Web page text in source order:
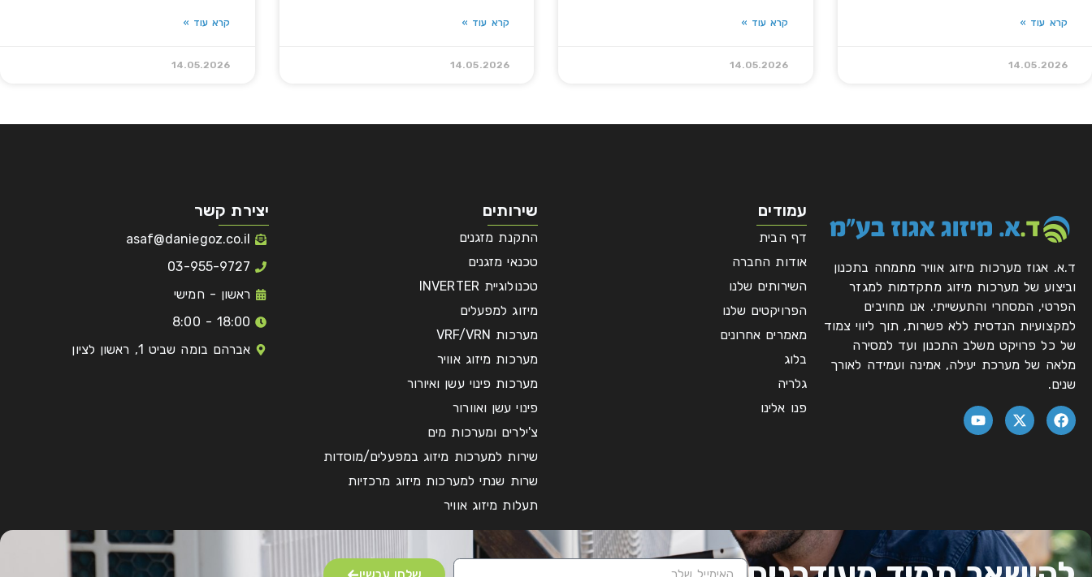
קרא עוד »
14.05.2026
קרא עוד »
14.05.2026
קרא עוד »
14.05.2026
קרא עוד »
14.05.2026
ד.א. אגוז מערכות מיזוג אוויר מתמחה בתכנון
וביצוע של מערכות מיזוג מתקדמות למגזר
הפרטי, המסחרי והתעשייתי. אנו מחויבים
למקצועיות הנדסית ללא פשרות, תוך ליווי צמוד
של כל פרויקט משלב התכנון ועד למסירה
מלאה של מערכת יעילה, אמינה ועמידה לאורך
שנים.
עמודים
דף הבית
אודות החברה
השירותים שלנו
הפרויקטים שלנו
מאמרים אחרונים
בלוג
גלריה
פנו אלינו
שירותים
התקנת מזגנים
טכנאי מזגנים
טכנולוגיית INVERTER
מיזוג למפעלים
מערכות VRF/VRN
מערכות מיזוג אוויר
מערכות פינוי עשן ואיורור
פינוי עשן ואוורור
צ'ילרים ומערכות מים
שירות למערכות מיזוג במפעלים/מוסדות
שרות שנתי למערכות מיזוג מרכזיות
תעלות מיזוג אוויר
יצירת קשר
asaf@daniegoz.co.il
03-955-9727
ראשון - חמישי
18:00 - 8:00
אברהם בומה שביט 1, ראשון לציון